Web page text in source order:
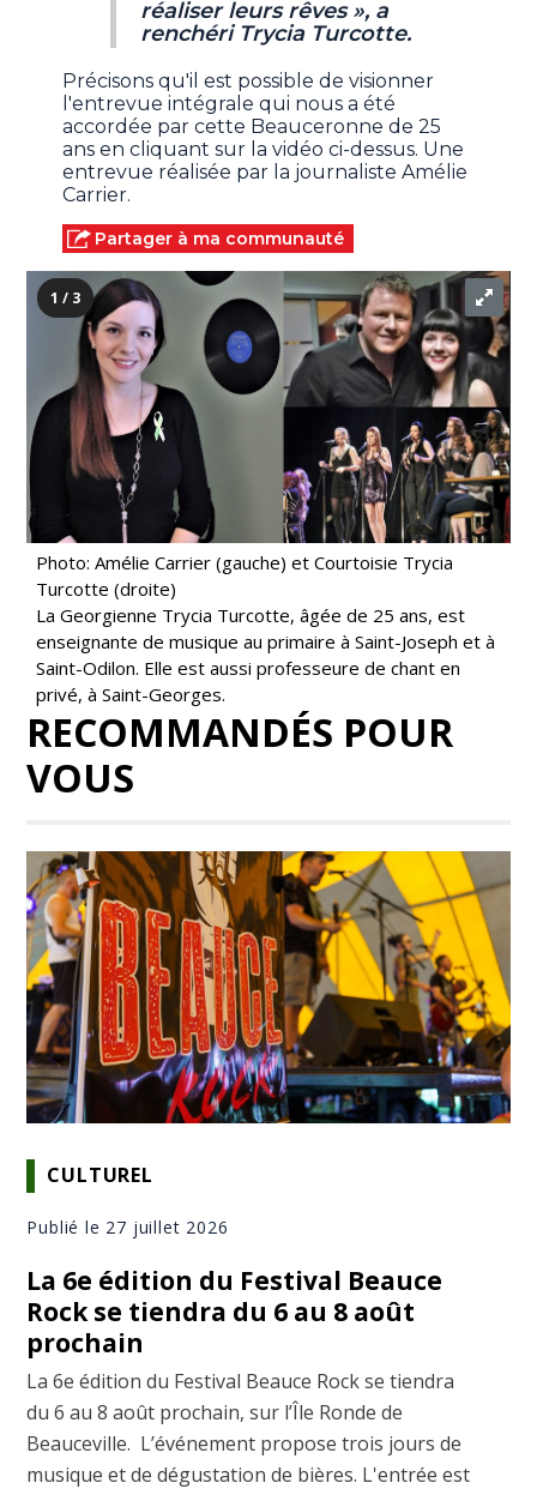
réaliser leurs rêves », a
renchéri Trycia Turcotte.
Précisons qu'il est possible de visionner
l'entrevue intégrale qui nous a été
accordée par cette Beauceronne de 25
ans en cliquant sur la vidéo ci-dessus. Une
entrevue réalisée par la journaliste Amélie
Carrier.
Partager à ma communauté
1 / 3
Photo: Amélie Carrier (gauche) et Courtoisie Trycia
Turcotte (droite)
La Georgienne Trycia Turcotte, âgée de 25 ans, est
enseignante de musique au primaire à Saint-Joseph et à
Saint-Odilon. Elle est aussi professeure de chant en
privé, à Saint-Georges.
RECOMMANDÉS POUR
VOUS
CULTUREL
Publié le 27 juillet 2026
La 6e édition du Festival Beauce
Rock se tiendra du 6 au 8 août
prochain
La 6e édition du Festival Beauce Rock se tiendra
du 6 au 8 août prochain, sur l’Île Ronde de
Beauceville. L’événement propose trois jours de
musique et de dégustation de bières. L'entrée est